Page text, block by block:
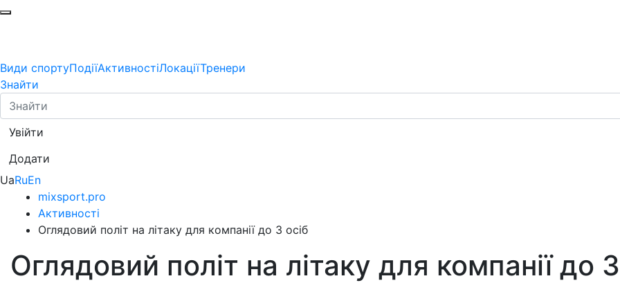
Види спортуПодіїАктивностіЛокаціїТренери
Знайти
Увійти
Додати
UaRuEn
mixsport.pro
Активності
Оглядовий політ на літаку для компанії до 3 осіб
Оглядовий політ на літаку для компанії до